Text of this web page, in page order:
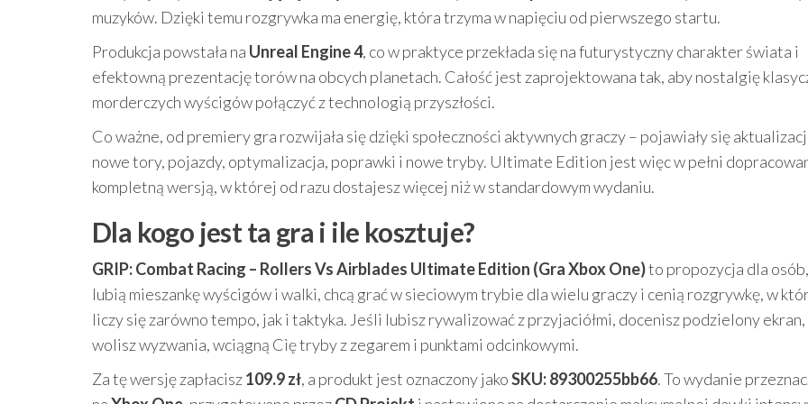
muzyków. Dzięki temu rozgrywka ma energię, która trzyma w napięciu od pierwszego startu.
Produkcja powstała na Unreal Engine 4, co w praktyce przekłada się na futurystyczny charakter świata i
efektowną prezentację torów na obcych planetach. Całość jest zaprojektowana tak, aby nostalgię
morderczych wyścigów połączyć z technologią przyszłości.
Co ważne, od premiery gra rozwijała się dzięki społeczności aktywnych graczy – pojawiały się
nowe tory, pojazdy, optymalizacja, poprawki i nowe tryby. Ultimate Edition jest więc w pełni
kompletną wersją, w której od razu dostajesz więcej niż w standardowym wydaniu.
Dla kogo jest ta gra i ile kosztuje?
GRIP: Combat Racing – Rollers Vs Airblades Ultimate Edition (Gra Xbox One)to propozycja dla
lubią mieszankę wyścigów i walki, chcą grać w sieciowym trybie dla wielu graczy i cenią rozgrywkę, w
liczy się zarówno tempo, jak i taktyka. Jeśli lubisz rywalizować z przyjaciółmi, docenisz podzielony ekran,
wolisz wyzwania, wciągną Cię tryby z zegarem i punktami odcinkowymi.
Za tę wersję zapłacisz109.9 zł, a produkt jest oznaczony jakoSKU: 89300255bb66. To wydanie